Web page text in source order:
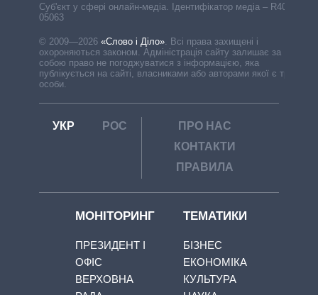
Cуб'єкт у сфері онлайн-медіа. Ідентифікатор медіа – R40-
05063
© 2009—2026 «Слово і Діло» Всі права захищені і
охороняються законом. Адміністрація сайту залишає за
собою право не погоджуватися з інформацією, яка
публікується на сайті, власниками або авторами якої є треті
особи.
УКР РОС
ПРО НАС
КОНТАКТИ
ПРАВИЛА
МОНІТОРИНГ
ПРЕЗИДЕНТ І
ОФІС
ВЕРХОВНА
ТЕМАТИКИ
БІЗНЕС
ЕКОНОМІКА
КУЛЬТУРА